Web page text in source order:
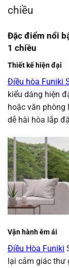
chiều
Đặc điểm nổi
1 chiều
Thiết kế hiện đại
Điều hòa Funiki
kiểu dáng hiện
hoặc văn
dễ hài hòa lắp
Vận hành êm ái
Điều Hòa Funiki
lại cảm giác thư